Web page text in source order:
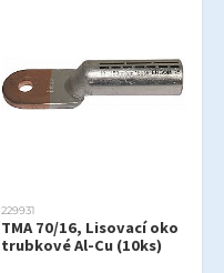
229931
TMA 70/16, Lisovací oko
trubkové Al-Cu (10ks)